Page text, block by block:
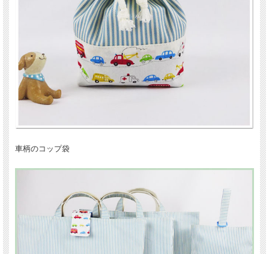
車柄のコップ袋